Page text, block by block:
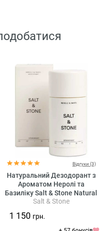
Відгуки (3)
Натуральний Дезодорант з
Ароматом Неролі та
Базиліку Salt & Stone Natural
Deodorant Neroli & Basil -
Salt & Stone
1 150 грн.